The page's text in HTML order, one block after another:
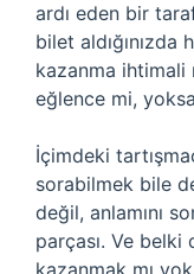
ardı eden bir
bilet aldığınızda
kazanma ihtimali
eğlence mi, yoksa
İçimdeki
sorabilmek bile
değil, anlamını
parçası. Ve belki
kazanmak mı